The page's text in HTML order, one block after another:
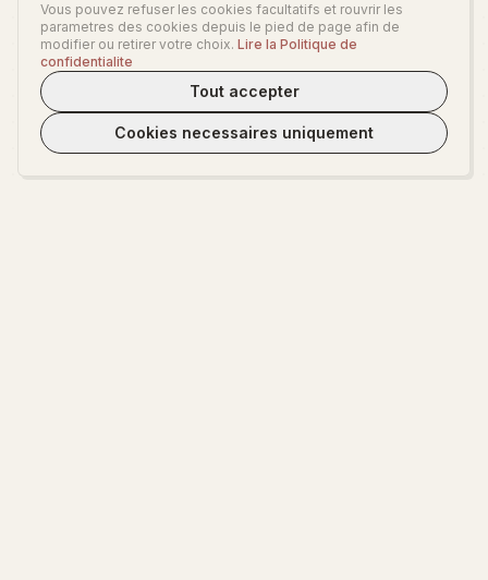
Vous pouvez refuser les cookies facultatifs et rouvrir les
parametres des cookies depuis le pied de page afin de
modifier ou retirer votre choix. Lire la Politique de
confidentialite
Tout accepter
Cookies necessaires uniquement